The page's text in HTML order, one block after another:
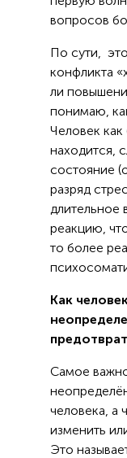
вопросов
По сути,
конфликта
ли
понимаю,
Человек
находится,
состояние
разряд
длительное
реакцию,
то более
Как
Самое
человека, а
изменить
Это